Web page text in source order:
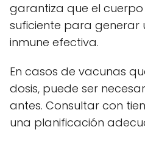
garantiza que el
suficiente para generar
inmune efectiva.
En casos de vacunas
dosis, puede ser
antes. Consultar con
una planificación